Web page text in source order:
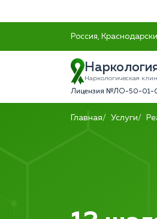
Россия,
Наркологическая
Лицензия №ЛО-50-01-
Главная Услуги